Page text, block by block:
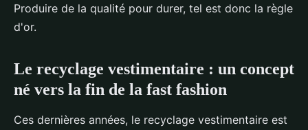
Produire de la qualité pour durer, tel est donc la règle
d'or.
Le recyclage vestimentaire : un concept
né vers la fin de la fast fashion
Ces dernières années, le recyclage vestimentaire est